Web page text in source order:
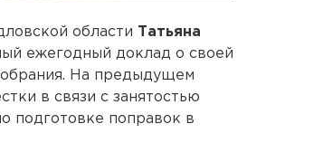
области Татьяна
ежегодный доклад о своей
На предыдущем
в связи с занятостью
подготовке поправок в